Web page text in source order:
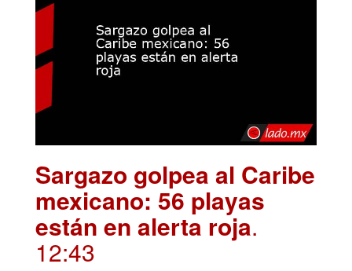
Sargazo golpea al Caribe
mexicano: 56 playas
están en alerta roja.
12:43